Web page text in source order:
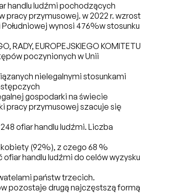
handlu ludźmi pochodzących
pracy przymusowej. w 2022 r. wzrost
wynosi 476%w stosunku
RADY, EUROPEJSKIEGO KOMITETU
poczynionych w Unii
nielegalnymi stosunkami
gospodarki na świecie
pracy przymusowej szacuje się
ofiar handlu ludźmi. Liczba
(92%), z czego 68 %
handlu ludźmi do celów wyzysku
państw trzecich.
pozostaje drugą najczęstszą formą